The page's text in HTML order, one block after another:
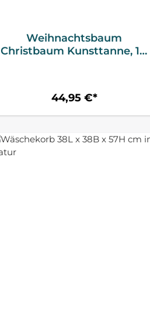
Weihnachtsbaum
Christbaum Kunsttanne, 1,2
44,95 €*